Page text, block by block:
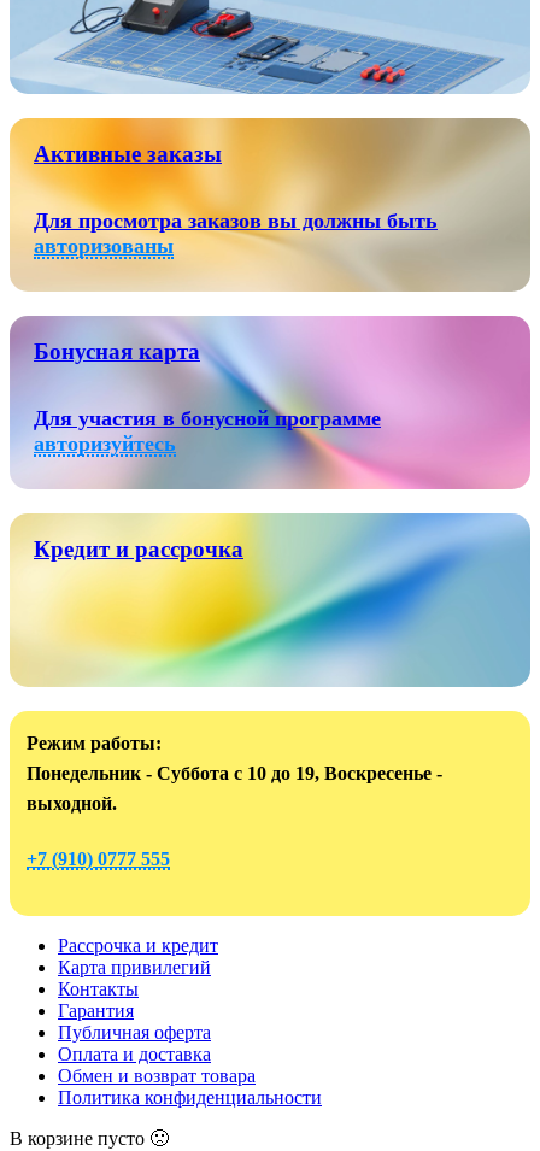
Активные заказы
Для просмотра заказов вы должны быть
авторизованы
Бонусная карта
Для участия в бонусной программе
авторизуйтесь
Кредит и рассрочка
Режим работы:
Понедельник - Суббота с 10 до 19, Воскресенье -
выходной.
+7 (910) 0777 555
Рассрочка и кредит
Карта привилегий
Контакты
Гарантия
Публичная оферта
Оплата и доставка
Обмен и возврат товара
Политика конфиденциальности
В корзине пусто 🙁